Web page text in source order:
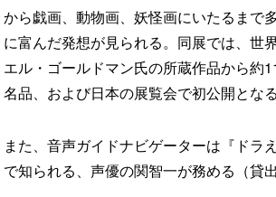
から戯画、動物画、妖怪画にいたるまで
に富んだ発想が見られる。同展では、世
エル・ゴールドマン氏の所蔵作品から約
名品、および日本の展覧会で初公開とな
また、音声ガイドナビゲーターは『ドラ
で知られる、声優の関智一が務める（貸